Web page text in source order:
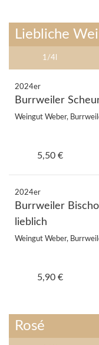
Liebliche
1/4l
2024er
Burrweiler
Weingut Weber,
5,50 €
2024er
Burrweiler
lieblich
Weingut Weber,
5,90 €
Rosé